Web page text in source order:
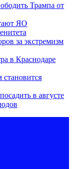
Трампа от
ЯО
за экстремизм
в Краснодаре
в августе